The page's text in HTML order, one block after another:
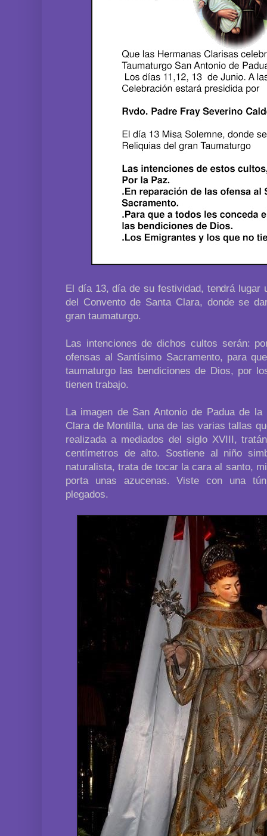
El día 13, día de su festividad, tendrá lugar
del Convento de Santa Clara, donde se
gran taumaturgo.
Las intenciones de dichos cultos serán:
ofensas al Santísimo Sacramento, para
taumaturgo las bendiciones de Dios, por
tienen trabajo.
La imagen de San Antonio de Padua de
Clara de Montilla, una de las varias tallas
realizada a mediados del siglo XVIII,
centímetros de alto. Sostiene al niño
naturalista, trata de tocar la cara al santo,
porta unas azucenas. Viste con una
plegados.